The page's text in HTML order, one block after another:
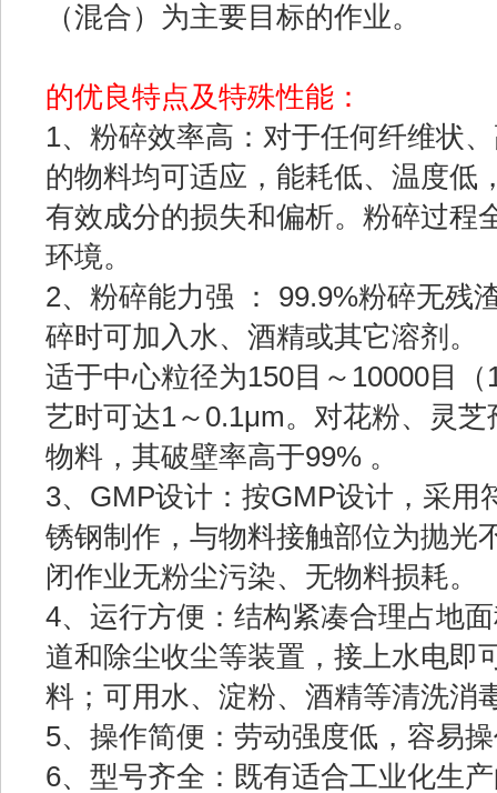
（混合）为主要目标的作业。
的优良特点及特殊性能：
1、粉碎效率高：对于任何纤维状
的物料均可适应，能耗低、温度低
有效成分的损失和偏析。粉碎过程
环境。
2、粉碎能力强 ： 99.9%粉碎无残
碎时可加入水、酒精或其它溶剂。
适于中心粒径为150目～10000目
艺时可达1～0.1μm。对花粉、灵
物料，其破壁率高于99% 。
3、GMP设计：按GMP设计，采
锈钢制作，与物料接触部位为抛光
闭作业无粉尘污染、无物料损耗。
4、运行方便：结构紧凑合理占地
道和除尘收尘等装置，接上水电即
料；可用水、淀粉、酒精等清洗消
5、操作简便：劳动强度低，容易
6、型号齐全：既有适合工业化生